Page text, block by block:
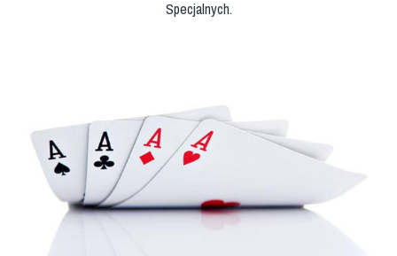
Specjalnych.